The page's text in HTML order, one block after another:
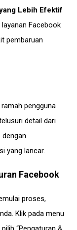
Lebih Efektif
Facebook
pembaruan
pengguna
detail dari
yang lancar.
Facebook
proses,
Klik pada menu